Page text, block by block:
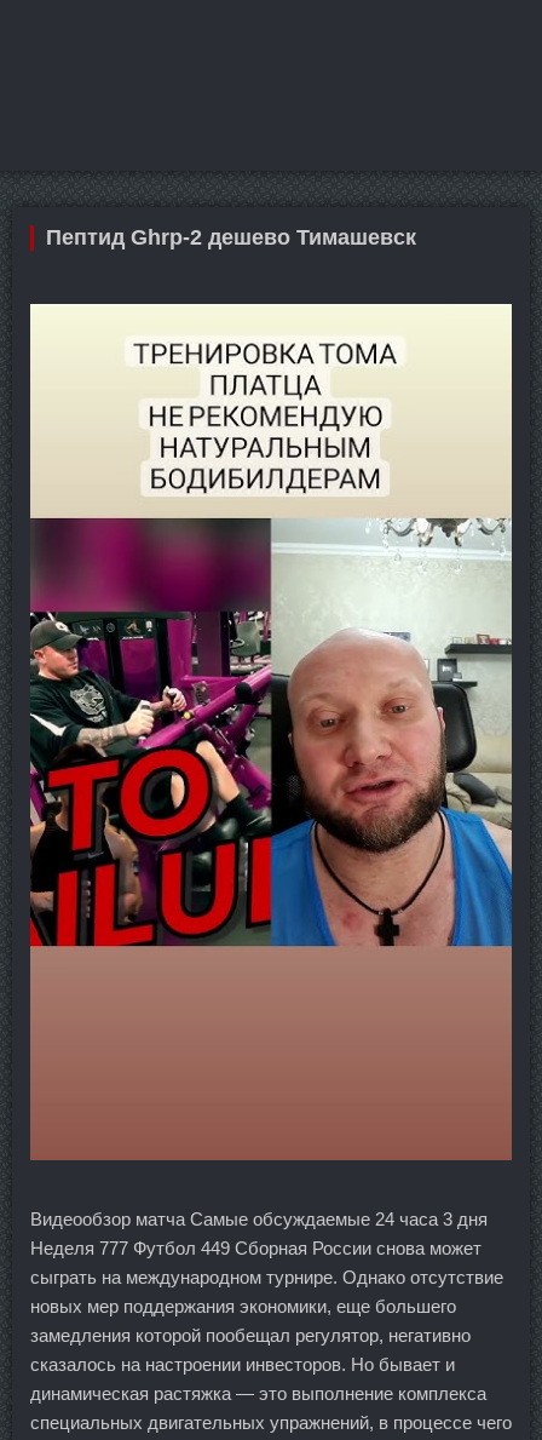
Пептид Ghrp-2 дешево Тимашевск
Видеообзор матча Самые обсуждаемые 24 часа 3 дня
Неделя 777 Футбол 449 Сборная России снова может
сыграть на международном турнире. Однако отсутствие
новых мер поддержания экономики, еще большего
замедления которой пообещал регулятор, негативно
сказалось на настроении инвесторов. Но бывает и
динамическая растяжка — это выполнение комплекса
специальных двигательных упражнений, в процессе чего